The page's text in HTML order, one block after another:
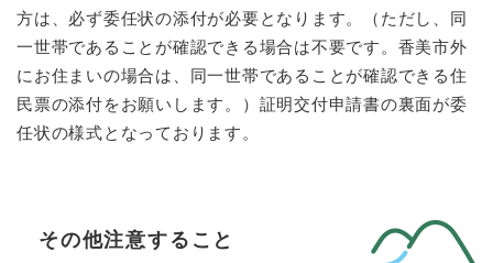
方は、必ず委任状の添付が必要となります。（ただし、同
一世帯であることが確認できる場合は不要です。香美市外
にお住まいの場合は、同一世帯であることが確認できる住
民票の添付をお願いします。）証明交付申請書の裏面が委
任状の様式となっております。
その他注意すること